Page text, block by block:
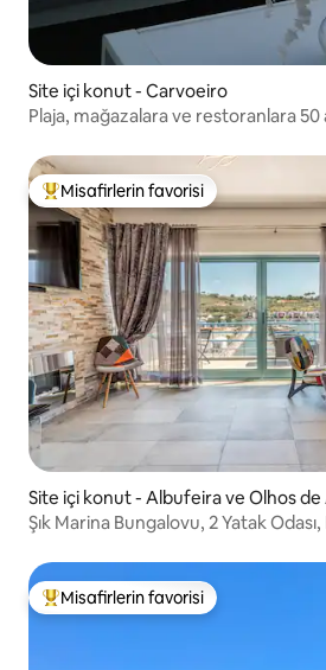
Site içi konut - Carvoeiro
Plaja, mağazalara ve restoranlara 50
Misafirlerin favorilerinden en
Misafirlerin favorisi
Site içi konut - Albufeira ve Olhos de
Şık Marina Bungalovu, 2 Yatak
Misafirlerin favorilerinden en
Misafirlerin favorisi